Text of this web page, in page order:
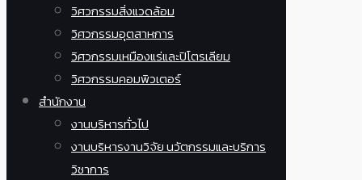
วิศวกรรมสิ่งแวดล้อม
วิศวกรรมอุตสาหการ
วิศวกรรมเหมืองแร่และปิโตรเลียม
วิศวกรรมคอมพิวเตอร์
สำนักงาน
งานบริหารทั่วไป
งานบริหารงานวิจัย นวัตกรรมและบริการ
วิชาการ